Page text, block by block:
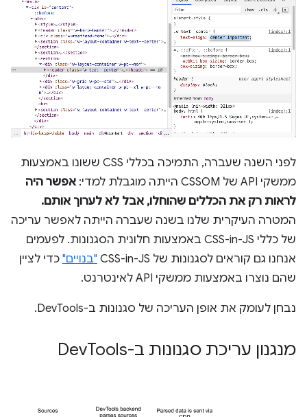
לפני השנה שעברה, התמיכה בכללי CSS ששונו באמצעות
ממשקי API של CSSOM הייתה מוגבלת למדי:
אפשר היה
לראות רק את הכללים שהוחלו, אבל לא לערוך אותם.
המטרה העיקרית שלנו בשנה שעברה הייתה לאפשר עריכה
של כללי CSS-in-JS באמצעות חלונית הסגנונות. לפעמים
אנחנו גם קוראים לסגנונות של CSS-in-JS
"בנויים" כדי לציין
שהם נוצרו באמצעות ממשקי API לאינטרנט.
נבחן לעומק את אופן העריכה של סגנונות ב-DevTools.
מנגנון עריכת סגנונות ב-DevTools